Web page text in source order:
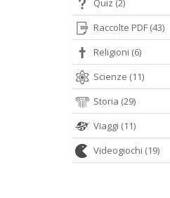
Quiz (2)
Raccolte PDF (43)
Religioni (6)
Scienze (11)
Storia (29)
Viaggi (11)
Videogiochi (19)